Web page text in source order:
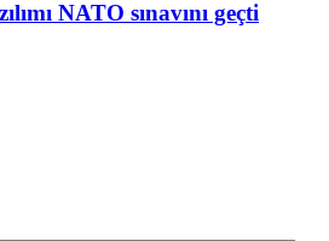
NATO sınavını geçti